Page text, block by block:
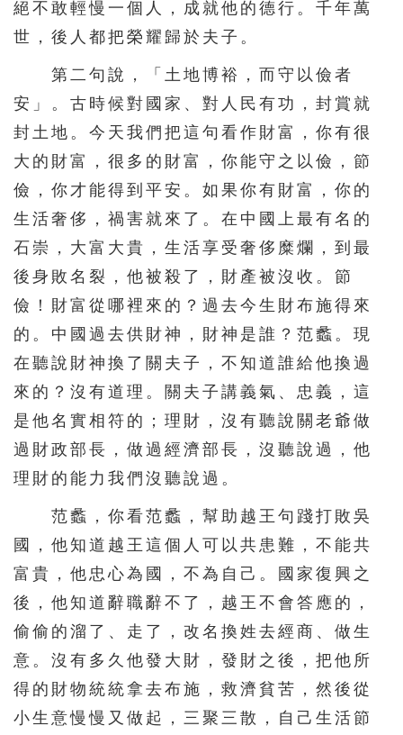
絕不敢輕慢一個人，成就他的德行。千年萬
世，後人都把榮耀歸於夫子。
第二句說，「土地博裕，而守以儉者
安」。古時候對國家、對人民有功，封賞就
封土地。今天我們把這句看作財富，你有很
大的財富，很多的財富，你能守之以儉，節
儉，你才能得到平安。如果你有財富，你的
生活奢侈，禍害就來了。在中國上最有名的
石崇，大富大貴，生活享受奢侈糜爛，到最
後身敗名裂，他被殺了，財產被沒收。節
儉！財富從哪裡來的？過去今生財布施得來
的。中國過去供財神，財神是誰？范蠡。現
在聽說財神換了關夫子，不知道誰給他換過
來的？沒有道理。關夫子講義氣、忠義，這
是他名實相符的；理財，沒有聽說關老爺做
過財政部長，做過經濟部長，沒聽說過，他
理財的能力我們沒聽說過。
范蠡，你看范蠡，幫助越王句踐打敗吳
國，他知道越王這個人可以共患難，不能共
富貴，他忠心為國，不為自己。國家復興之
後，他知道辭職辭不了，越王不會答應的，
偷偷的溜了、走了，改名換姓去經商、做生
意。沒有多久他發大財，發財之後，把他所
得的財物統統拿去布施，救濟貧苦，然後從
小生意慢慢又做起，三聚三散，自己生活節